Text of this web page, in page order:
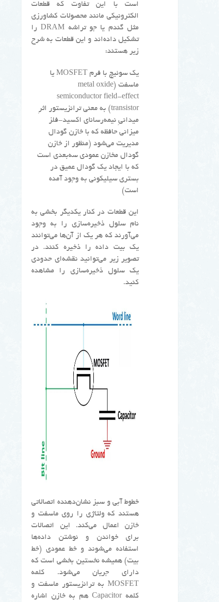
است با این تفاوت که قطعات
الکترونیکی مانند محصولات کشاورزی
مثل گندم یا جو تراشه DRAM را
تشکیل داده‌اند و این قطعات به شرح
زیر هستند:
یک سوئیچ با فرم MOSFET یا
ماسفت (metal oxide
semiconductor field-effect
transistor) به معنی ترانزیستور اثرِ
میدانیِ نیمه‌رسانای اکسید-فلز
میزانی حافظه که با خازن گودال
مدیریت می‌شود (منظور از خازن
گودال مخازن عمودی سه‌بعدی است
که با ایجاد یک گودال عمیق در
بستری سیلیکونی به وجود آمده
است)
این قطعات در کنار یکدیگر بخشی به
نام سلول ذخیره‌سازی را به وجود
می‌آورند که هر یک از آن‌ها می‌توانند
یک بیت داده را ذخیره کنند. در
تصویر زیر می‌توانید نقشه‌ای حدودی
یک سلول ذخیره‌سازی را مشاهده
کنید.
خطوط آبی و سبز نشان‌دهنده اتصالاتی
هستند که ولتاژی را روی ماسفت و
خازن اعمال می‌کند. این اتصالات
برای خواندن و نوشتن داده‌ها
استفاده می‌شوند و خط عمودی (خط
بیت) همیشه نخستین بخشی است که
دارای جریان می‌شود. کلمه
MOSFET به ترانزیستور ماسفت و
کلمه Capacitor هم به خازن اشاره